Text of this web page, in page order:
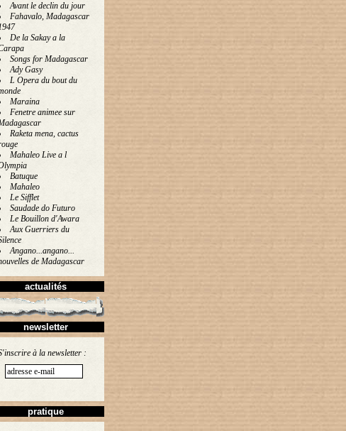
Avant le declin du jour
Fahavalo, Madagascar
De la Sakay a la
Songs for Madagascar
Ady Gasy
L Opera du bout du
Maraina
Fenetre animee sur
Raketa mena, cactus
Mahaleo Live a l
Batuque
Mahaleo
Le Sifflet
Saudade do Futuro
Le Bouillon d'Awara
Aux Guerriers du
Angano...angano...
de Madagascar
actualités
newsletter
à la newsletter :
pratique